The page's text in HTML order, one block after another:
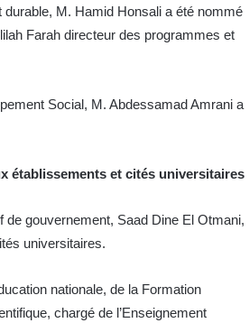
M. Hamid Honsali a été nommé
Farah directeur des programmes et
Social, M. Abdessamad Amrani a
établissements et cités universitaires
gouvernement, Saad Dine El Otmani,
universitaires.
nationale, de la Formation
chargé de l’Enseignement